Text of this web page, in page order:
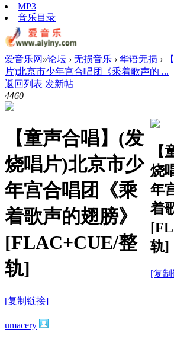
MP3
音乐目录
爱音乐网 »论坛 › 无损音乐 › 华语无损 ›
片)北京市少年宫合唱团《乘着歌声的 ...
返回列表 发新帖
4460
【童声合唱】(发
烧唱片)北京市少
年宫合唱团《乘
着歌声的翅膀》
[FLAC+CUE/整
轨]
[复制链接]
【
烧
年
着
轨]
[复
umacery